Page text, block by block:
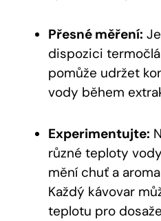
Přesné měření:
dispozici
pomůže udržet
vody během
Experimentujte:
různé teploty
mění chuť a
Každý kávovar
teplotu pro